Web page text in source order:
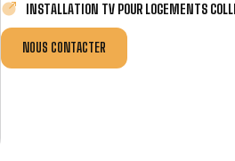
INSTALLATION TV POUR LOGEMENTS
NOUS CONTACTER